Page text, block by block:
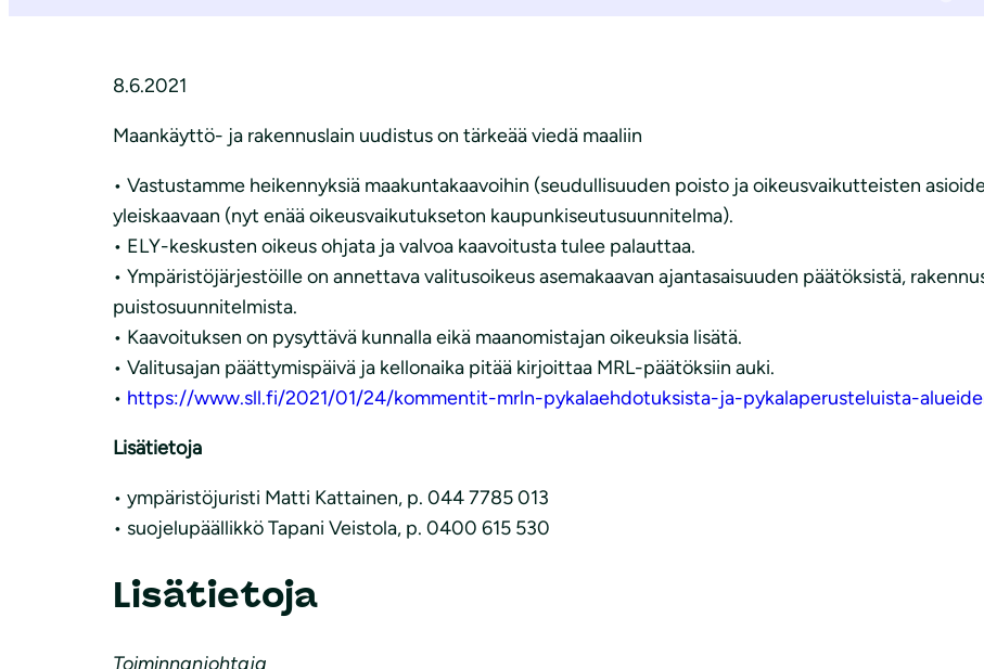
8.6.2021
Maankäyttö- ja rakennuslain uudistus on tärkeää viedä maaliin
• Vastustamme heikennyksiä maakuntakaavoihin (seudullisuuden poisto ja oikeusvaikutteisten
yleiskaavaan (nyt enää oikeusvaikutukseton kaupunkiseutusuunnitelma).
• ELY-keskusten oikeus ohjata ja valvoa kaavoitusta tulee palauttaa.
• Ympäristöjärjestöille on annettava valitusoikeus asemakaavan ajantasaisuuden päätöksistä,
puistosuunnitelmista.
• Kaavoituksen on pysyttävä kunnalla eikä maanomistajan oikeuksia lisätä.
• Valitusajan päättymispäivä ja kellonaika pitää kirjoittaa MRL-päätöksiin auki.
• https://www.sll.fi/2021/01/24/kommentit-mrln-pykalaehdotuksista-ja-pykalaperusteluista-
Lisätietoja
• ympäristöjuristi Matti Kattainen, p. 044 7785 013
• suojelupäällikkö Tapani Veistola, p. 0400 615 530
Lisätietoja
Toiminnanjohtaja